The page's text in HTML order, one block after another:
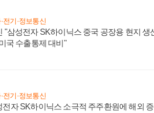
전기·정보통신
"삼성전자 SK하이닉스 중국 공장용 현지 생
국 수출통제 대비"
전기·정보통신
전자 SK하이닉스 소극적 주주환원에 해외